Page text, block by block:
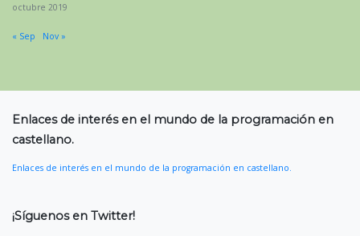
octubre 2019
« Sep Nov »
Enlaces de interés en el mundo de la programación en
castellano.
Enlaces de interés en el mundo de la programación en castellano.
¡Síguenos en Twitter!